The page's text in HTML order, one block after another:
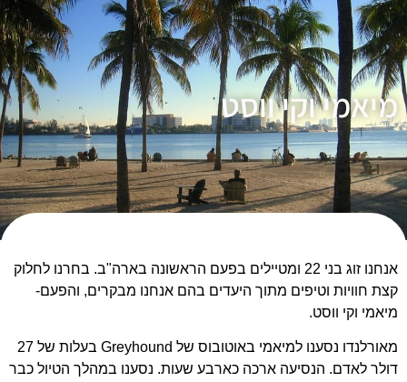
מיאמי וקי ווסט
אנחנו זוג בני 22 ומטיילים בפעם הראשונה בארה"ב. בחרנו לחלוק
קצת חוויות וטיפים מתוך היעדים בהם אנחנו מבקרים, והפעם-
מיאמי וקי ווסט.
מאורלנדו נסענו למיאמי באוטובוס של Greyhound בעלות של 27
דולר לאדם. הנסיעה ארכה כארבע שעות. נסענו במהלך הטיול כבר